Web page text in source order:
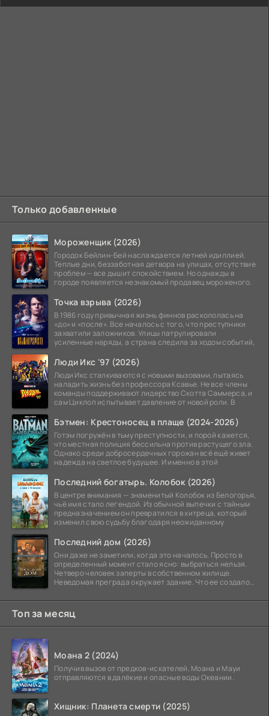
Только добавленные
Мороженщик (2026)
Городок Бейлин-Бей наслаждается летней идиллией.
Теплые дни, беззаботная детвора на улицах, отсутствие
проблем — все дышит спокойствием. Но однажды в
городе появляется незнакомый продавец мороженого.
Точка взрыва (2026)
В 1986 году привычная жизнь финнов раскололась на
«до» и «после». Все началось с того, что преступники
захватили заложников. Улицы патрулировали
усиленные наряды, а страна следила за ходом событий,
Люди Икс '97 (2026)
Люди Икс сталкиваются с новыми вызовами, пытаясь
наладить жизнь без профессора Ксавье. Не все члены
команды поддерживают лидерство Скотта Саммерса, и
сам Циклоп испытывает давление от новой роли. В
Бэтмен: Крестоносец в плаще (2024-2026)
Готэм погружён в тьму преступности, и порой кажется,
что местная полиция бессильна против растущего зла.
Однако среди добросердечных горожан всё ещё живет
надежда на светлое будущее. И именно в этой
Последний богатырь. Колобок (2026)
В центре внимания — знаменитый Колобок из Белогорья,
чьё имя стало легендой. Из обычной выпечки с тайным
предназначением он превратился в хитреца, который
изменил свою судьбу благодаря неожиданному
Последний дом (2026)
Они даже не заметили, когда это началось. Просто в
определенный момент стало ясно: выбраться нельзя.
Четверо человек заперты в собственном жилище.
Неведомая преграда окружает здание. Что ее создало
Топ за месяц
Моана 2 (2024)
Получив вызов от предков-искателей, Моана и Мауи
отправляются в далёкие и опасные воды Океании.
Хищник: Планета смерти (2025)